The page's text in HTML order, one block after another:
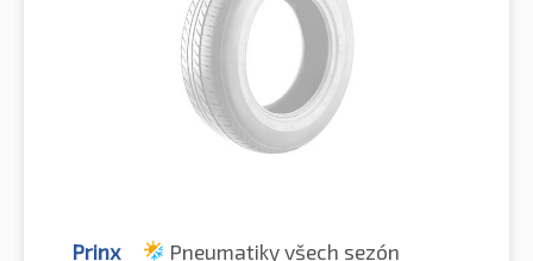
Prinx Pneumatiky všech sezón